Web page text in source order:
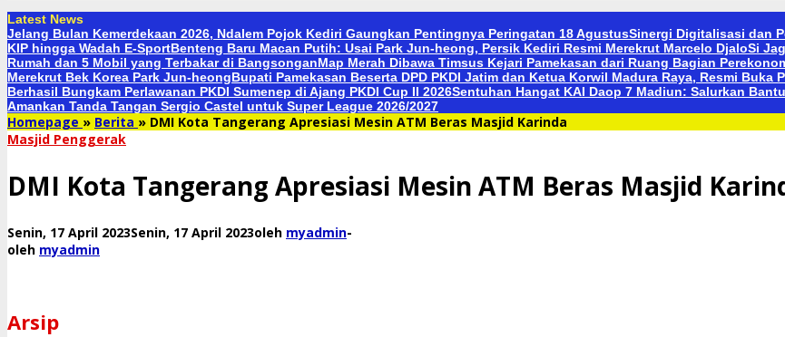
Latest News
Jelang Bulan Kemerdekaan 2026, Ndalem Pojok Kediri Gaungkan Pentingnya Peringatan 18 AgustusSinergi Digitalisasi dan
KIP hingga Wadah E-SportBenteng Baru Macan Putih: Usai Park Jun-heong, Persik Kediri Resmi Merekrut Marcelo DjaloSi
Rumah dan 5 Mobil yang Terbakar di BangsonganMap Merah Dibawa Timsus Kejari Pamekasan dari Ruang Bagian
Merekrut Bek Korea Park Jun-heongBupati Pamekasan Beserta DPD PKDI Jatim dan Ketua Korwil Madura Raya, Resmi Buka
Berhasil Bungkam Perlawanan PKDI Sumenep di Ajang PKDI Cup II 2026Sentuhan Hangat KAI Daop 7 Madiun: Salurkan
Amankan Tanda Tangan Sergio Castel untuk Super League 2026/2027
Homepage » Berita » DMI Kota Tangerang Apresiasi Mesin ATM Beras Masjid Karinda
Masjid Penggerak
DMI Kota Tangerang Apresiasi Mesin ATM Beras Masjid
Senin, 17 April 2023Senin, 17 April 2023oleh myadmin-
oleh myadmin
Arsip